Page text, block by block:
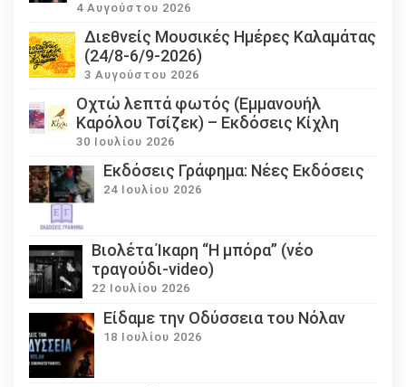
4 Αυγούστου 2026
Διεθνείς Μουσικές Ημέρες Καλαμάτας
(24/8-6/9-2026)
3 Αυγούστου 2026
Οχτώ λεπτά φωτός (Εμμανουήλ
Καρόλου Τσίζεκ) – Εκδόσεις Κίχλη
30 Ιουλίου 2026
Εκδόσεις Γράφημα: Νέες Εκδόσεις
24 Ιουλίου 2026
Βιολέτα Ίκαρη “Η μπόρα” (νέο
τραγούδι-video)
22 Ιουλίου 2026
Eίδαμε την Οδύσσεια του Νόλαν
18 Ιουλίου 2026